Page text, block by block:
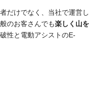
だけでなく、当社で運営し
のお客さんでも楽しく山を
性と電動アシストのE-